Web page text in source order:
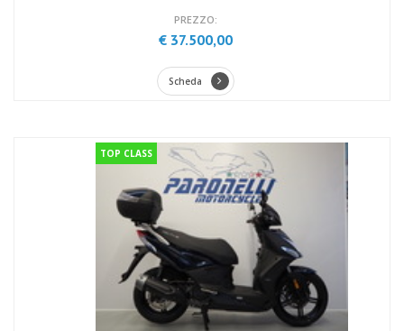
PREZZO:
€ 37.500,00
Scheda
TOP CLASS